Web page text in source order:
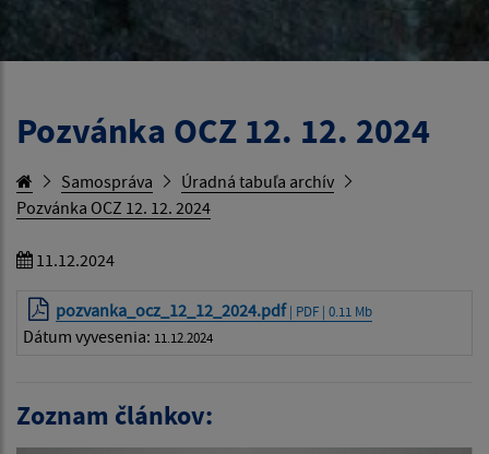
Pozvánka OCZ 12. 12. 2024
Samospráva
Úradná tabuľa archív
Pozvánka OCZ 12. 12. 2024
11.12.2024
pozvanka_ocz_12_12_2024.pdf | PDF | 0.11 Mb
Dátum vyvesenia: 11.12.2024
Zoznam článkov: